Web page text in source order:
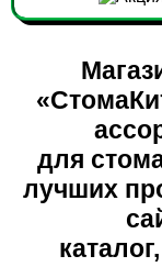
для
лучших